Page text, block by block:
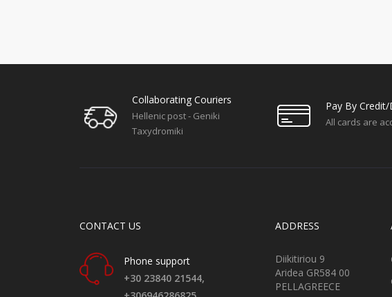
Collaborating Couriers
Hellenic post - Geniki
Taxydromiki
Pay By
All cards are
CONTACT US
Phone support
+30 23840 21544,
ADDRESS
Diikitiriou 9
Aridea GR584 00
PELLAGREECE